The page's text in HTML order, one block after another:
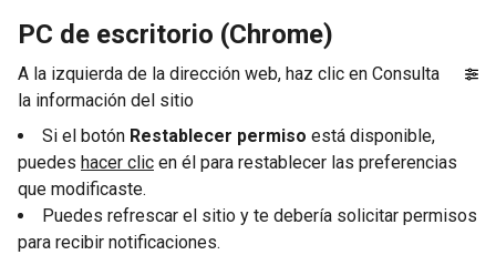
PC de escritorio (Chrome)
A la izquierda de la dirección web, haz clic en Consulta
la información del sitio
Si el botón Restablecer permiso está disponible,
puedes hacer clic en él para restablecer las preferencias
que modificaste.
Puedes refrescar el sitio y te debería solicitar permisos
para recibir notificaciones.